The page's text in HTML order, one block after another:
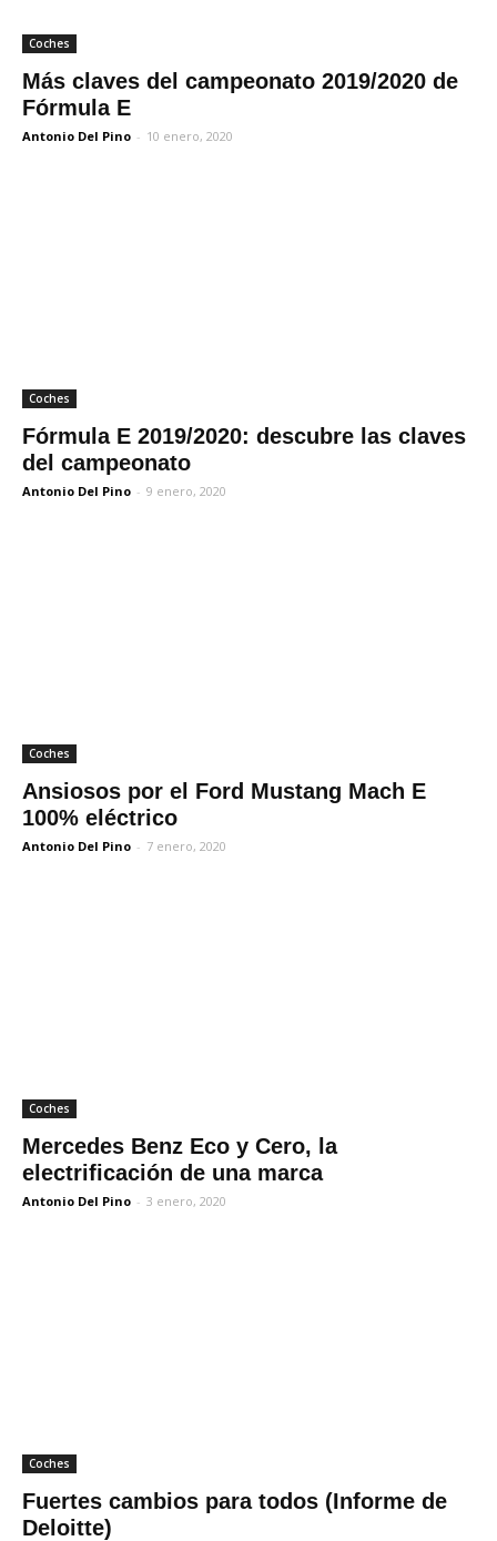
Coches
Más claves del campeonato 2019/2020 de
Fórmula E
Antonio Del Pino - 10 enero, 2020
Coches
Fórmula E 2019/2020: descubre las claves
del campeonato
Antonio Del Pino - 9 enero, 2020
Coches
Ansiosos por el Ford Mustang Mach E
100% eléctrico
Antonio Del Pino - 7 enero, 2020
Coches
Mercedes Benz Eco y Cero, la
electrificación de una marca
Antonio Del Pino - 3 enero, 2020
Coches
Fuertes cambios para todos (Informe de
Deloitte)